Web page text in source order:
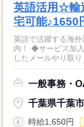
英語活用☆輸
宅可能♪1650
英語で活躍する海
内！ ◆サービス加
したメールやり取り
一般事務・
千葉県千葉
時給1,650円